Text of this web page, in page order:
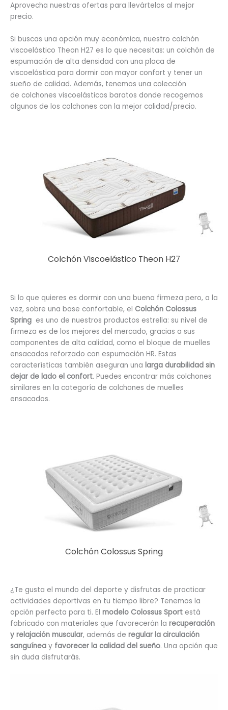
Aprovecha nuestras ofertas para llevártelos al mejor
precio.
Si buscas una opción muy económica, nuestro colchón
viscoelástico Theon H27 es lo que necesitas: un colchón de
espumación de alta densidad con una placa de
viscoelástica para dormir con mayor confort y tener un
sueño de calidad. Además, tenemos una colección
de colchones viscoelásticos baratos donde recogemos
algunos de los colchones con la mejor calidad/precio.
Colchón Viscoelástico Theon H27
Si lo que quieres es dormir con una buena firmeza pero, a la
vez, sobre una base confortable, el Colchón Colossus
Spring es uno de nuestros productos estrella: su nivel de
firmeza es de los mejores del mercado, gracias a sus
componentes de alta calidad, como el bloque de muelles
ensacados reforzado con espumación HR. Estas
características también aseguran una larga durabilidad sin
dejar de lado el confort. Puedes encontrar más colchones
similares en la categoría de colchones de muelles
ensacados.
Colchón Colossus Spring
¿Te gusta el mundo del deporte y disfrutas de practicar
actividades deportivas en tu tiempo libre? Tenemos la
opción perfecta para ti. El modelo Colossus Sport está
fabricado con materiales que favorecerán la recuperación
y relajación muscular, además de regular la circulación
sanguínea y favorecer la calidad del sueño. Una opción que
sin duda disfrutarás.